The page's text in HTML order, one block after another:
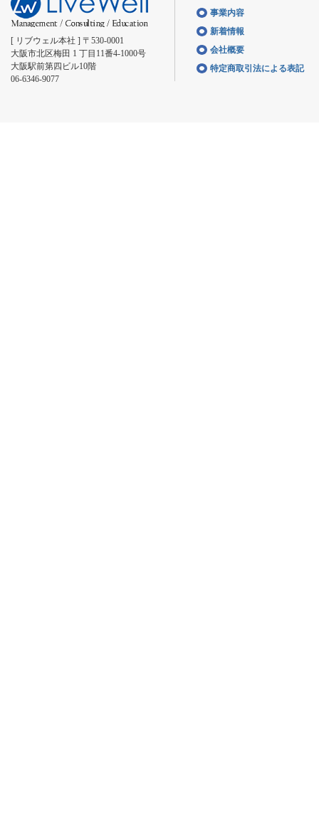
[ リブウェル本社 ] 〒530-0001
大阪市北区梅田 1 丁目11番4-1000号
大阪駅前第四ビル10階
06-6346-9077
事業内容
新着情報
会社概要
特定商取引法による表記